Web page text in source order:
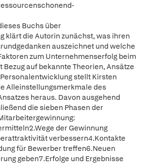
Buchs über
klärt die Autorin zunächst, was ihren
auszeichnet und welche
zum Unternehmenserfolg beim
auf bekannte Theorien, Ansätze
stellt Kirsten
Alleinstellungsmerkmale des
heraus. Davon ausgehend
die sieben Phasen der
der Gewinnung
verbessern4.Kontakte
für Bewerber treffen6.Neuen
geben7.Erfolge und Ergebnisse